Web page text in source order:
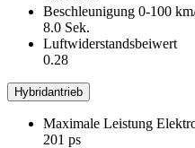
Beschleunigung 0-100
8.0 Sek.
Luftwiderstandsbeiwert
0.28
Hybridantrieb
Maximale Leistung
201 ps